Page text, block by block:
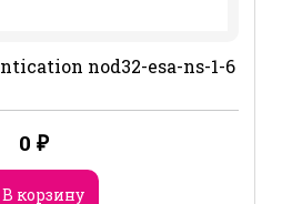
nod32-esa-ns-1-6
0 ₽
В корзину